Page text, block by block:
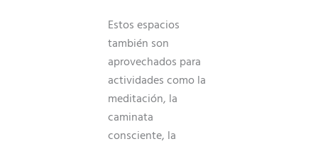
Estos espacios
también son
aprovechados para
actividades como la
meditación, la
caminata
consciente, la